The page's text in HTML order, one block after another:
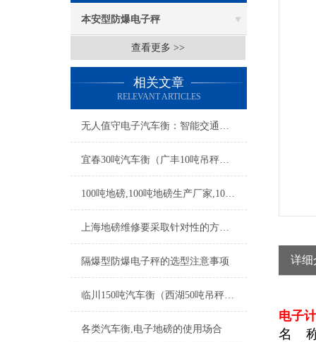
本安型防爆电子秤
查看更多 >>
相关文章
RELEVANT ARTICLES
无人值守电子汽车衡：智能交通的革新实践
宜春30吨汽车衡（广丰10吨吊秤（袁州便携式过磅秤）弋阳60T地磅维修
100吨地磅,100吨地磅生产厂家,100吨电子地磅价格
上海地磅维修要采取针对性的方式方法
隔爆型防爆电子秤的选型注意事项
临川150吨汽车衡（西湖50吨吊秤（泥城汽车磅称）婺源100T地磅维修
各类汽车衡,电子地磅的使用场合
详细
电子
名